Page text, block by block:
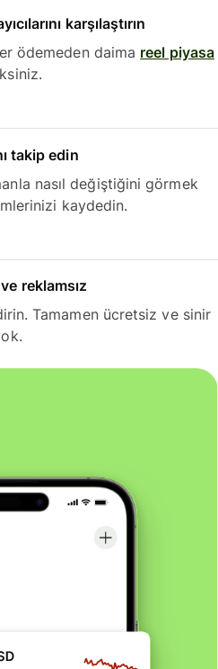
karşılaştırın
ödemeden daima reel piyasa
takip edin
nasıl değiştiğini görmek
kaydedin.
reklamsız
Tamamen ücretsiz ve sinir